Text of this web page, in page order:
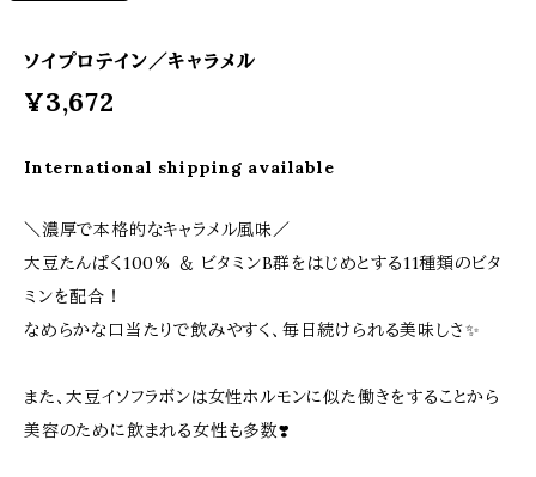
ソイプロテイン／キャラメル
¥3,672
International shipping available
＼濃厚で本格的なキャラメル風味／
大豆たんぱく100％ ＆ ビタミンB群をはじめとする11種類のビタ
ミンを配合！
なめらかな口当たりで飲みやすく、毎日続けられる美味しさ✨
また、大豆イソフラボンは女性ホルモンに似た働きをすることから
美容のために飲まれる女性も多数❣️